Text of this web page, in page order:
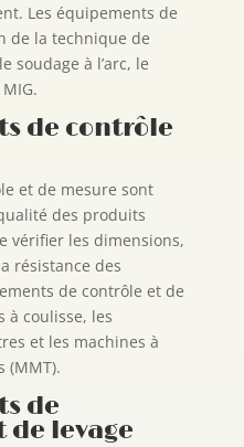
Les équipements de
de la technique de
soudage à l’arc, le
de contrôle
et de mesure sont
des produits
vérifier les dimensions,
résistance des
de contrôle et de
à coulisse, les
et les machines à
(MMT).
de
levage